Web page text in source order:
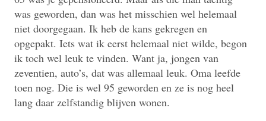
was geworden, dan was het misschien wel helemaal
niet doorgegaan. Ik heb de kans gekregen en
opgepakt. Iets wat ik eerst helemaal niet wilde, begon
ik toch wel leuk te vinden. Want ja, jongen van
zeventien, auto’s, dat was allemaal leuk. Oma leefde
toen nog. Die is wel 95 geworden en ze is nog heel
lang daar zelfstandig blijven wonen.